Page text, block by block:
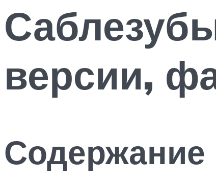
версии,
Содержание